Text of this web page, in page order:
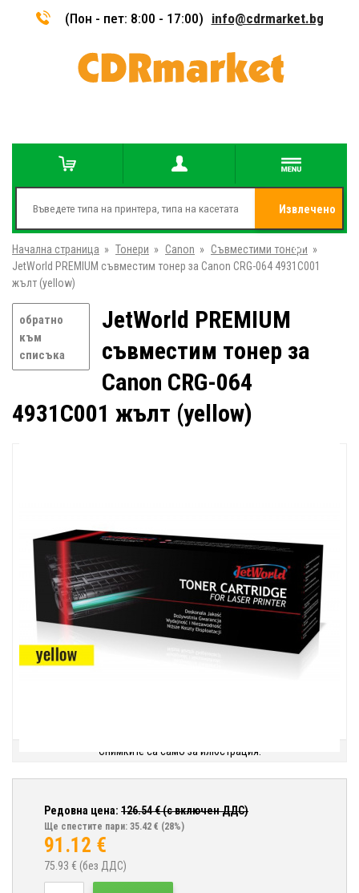
(Пон - пет: 8:00 - 17:00) info@cdrmarket.bg
Извлечено
от
Начална страница » Тонери » Canon » Съвместими тонери »
JetWorld PREMIUM съвместим тонер за Canon CRG-064 4931C001
жълт (yellow)
обратно
към
списъка
JetWorld PREMIUM
съвместим тонер за
Canon CRG-064
4931C001 жълт (yellow)
Снимките са само за илюстрация.
Редовна цена: 126.54€ (с включен ДДС)
Ще спестите пари: 35.42 € (28%)
91.12 €
75.93 € (без ДДС)